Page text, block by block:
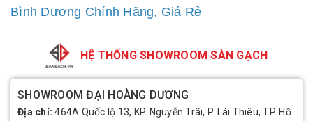
Bình Dương Chính Hãng, Giá Rẻ
HỆ THỐNG SHOWROOM SÀN GẠCH
SHOWROOM ĐẠI HOÀNG DƯƠNG
Địa chỉ:464A Quốc lộ 13, KP. Nguyễn Trãi, P. Lái Thiêu, TP. Hồ